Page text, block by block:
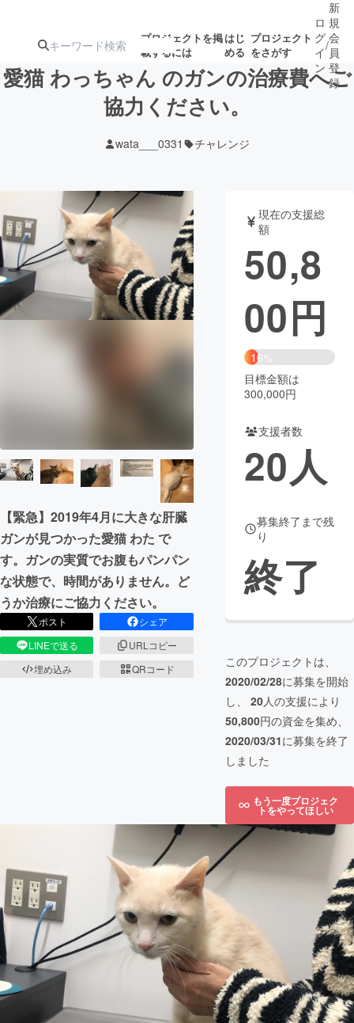
プロジェクトを掲
載するには
はじ
める
プロジェクト
をさがす
ジェクト
ロジェクト
アート・写真 音楽
テクノロジー・ガジェット ゲーム・
映像・映画 書籍・雑誌
チャレンジ
CAMPFIRE Creation
CAMPFIREふるさと納税machi-ya コミュニティ
ロ
グ
イ
ン
/
新
規
会
員
登
録
愛猫 わっちゃん のガンの治療費へご
協力ください。
wata___0331 チャレンジ
【緊急】2019年4月に大きな肝臓
ガンが見つかった愛猫 わた で
す。ガンの実質でお腹もパンパン
な状態で、時間がありません。ど
うか治療にご協力ください。
ポスト
シェア
LINEで送る
URLコピー
埋め込み
QRコード
現在の支援総
額
50,8
00円
16%
目標金額は
300,000円
支援者数
20人
募集終了まで残
り
終了
このプロジェクトは、
2020/02/28に募集を開始
し、 20人の支援により
50,800円の資金を集め、
2020/03/31に募集を終了
しました
もう一度プロジェク
トをやってほしい